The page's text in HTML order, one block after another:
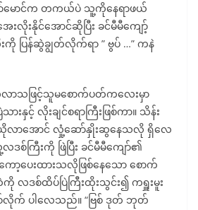
ာ်မောင်က တကယ်ပဲ သူ့ကိုနေရာဖယ်
လိုးနိုင်အောင်ဆိုပြီး ခင်မီမီကျော့်
ပြန်ဆွဲချွတ်လိုက်ရာ ” ဗွပ် …” ကနဲ
သဖြင့်သူမစောက်ပတ်ကလေးမှာ
းနှင့် လိုးချင်စရာကြီးဖြစ်ကာ။ သိန်း
လာအောင် လှုံ့ဆော်နှိုးဆွနေသလို ရှိလေ
စ်ကြီးကို ဖြဲပြီး ခင်မီမီကျော်၏
ပေးထားသလိုဖြစ်နေသော စောက်
လဒစ်ထိပ်ပြဲကြီးထိုးသွင်း၍ ကရှူးမူး
လိုက် ပါလေသည်။ “ဗြစ် ဒုတ် ဘုတ်